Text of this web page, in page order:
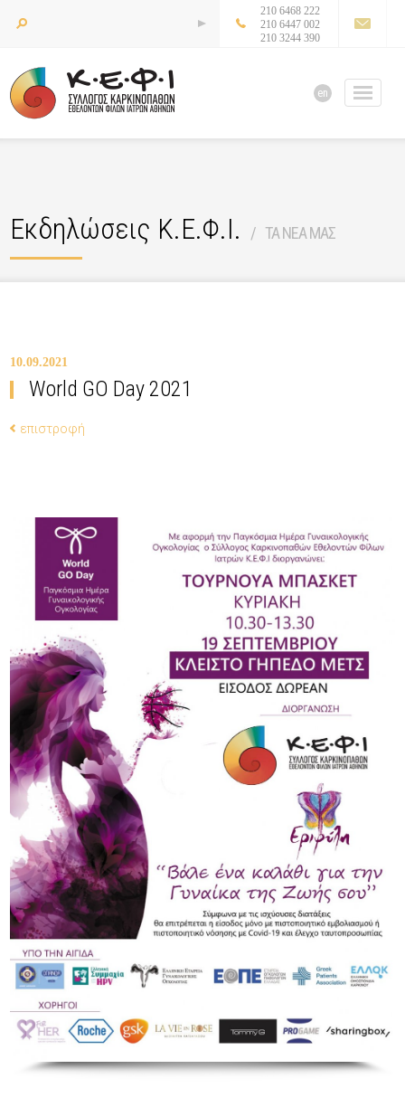
210 6468 222
210 6447 002
210 3244 390
en
Εκδηλώσεις Κ.Ε.Φ.Ι. ΤΑ ΝΕΑ ΜΑΣ
10.09.2021
World GO Day 2021
επιστροφή